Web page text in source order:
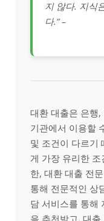
지 않다. 지식
다.” –
– 아
대환 대출은 은행
기관에서 이용할
및 조건이 다르기
게 가장 유리한
한, 대환 대출 전
통해 전문적인 상
담 서비스를 통해
을 추천받고, 대